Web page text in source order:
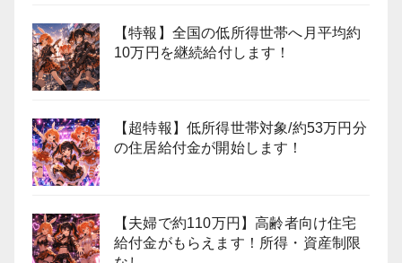
【特報】全国の低所得世帯へ月平均約
10万円を継続給付します！
【超特報】低所得世帯対象/約53万円分
の住居給付金が開始します！
【夫婦で約110万円】高齢者向け住宅
給付金がもらえます！所得・資産制限